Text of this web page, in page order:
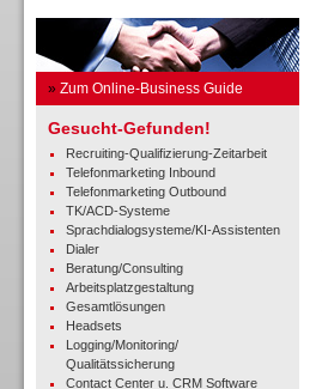
» Zum Online-Business Guide
Gesucht-Gefunden!
Recruiting-Qualifizierung-Zeitarbeit
Telefonmarketing Inbound
Telefonmarketing Outbound
TK/ACD-Systeme
Sprachdialogsysteme/KI-Assistenten
Dialer
Beratung/Consulting
Arbeitsplatzgestaltung
Gesamtlösungen
Headsets
Logging/Monitoring/
Qualitätssicherung
Contact Center u. CRM Software